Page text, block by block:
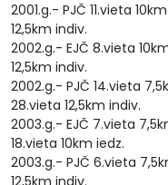
2001.g.- PJČ 11.vieta
12,5km indiv.
2002.g.- EJČ 8.vieta
12,5km indiv.
2002.g.- PJČ 14.vieta
28.vieta 12,5km indiv.
2003.g.- EJČ 7.vieta
18.vieta 10km iedz.
2003.g.- PJČ 6.vieta
12,5km indiv.